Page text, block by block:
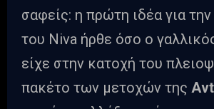
σαφείς: η πρώτη ιδέα για
του Niva ήρθε όσο ο
είχε στην κατοχή του
πακέτο των μετοχών της